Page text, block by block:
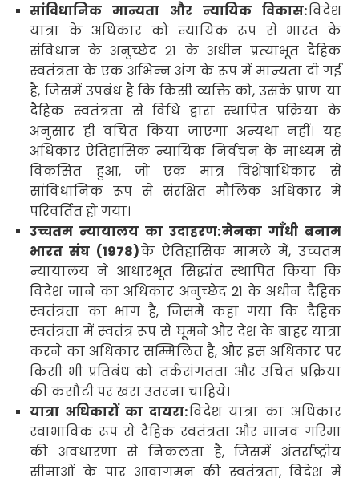
सांविधानिक मान्यता और न्यायिक विकास:विदेश
यात्रा के अधिकार को न्यायिक रूप से भारत के
संविधान के अनुच्छेद21 के अधीन प्रत्याभूत दैहिक
स्वतंत्रता के एक अभिन्न अंग के रूप में मान्यता दी गई
है, जिसमें उपबंध है कि किसी व्यक्ति को, उसके प्राण या
दैहिक स्वतंत्रता से विधि द्वारा स्थापित प्रक्रिया के
अनुसार ही वंचित किया जाएगा अन्यथा नहीं। यह
अधिकार ऐतिहासिक न्यायिक निर्वचन के माध्यम से
विकसित हुआ, जो एक मात्र विशेषाधिकार से
सांविधानिक रूप से संरक्षित मौलिक अधिकार में
परिवर्तित हो गया।
उच्चतम न्यायालय का उदाहरण:मेनका गाँधी बनाम
भारत संघ (1978)के ऐतिहासिक मामले में, उच्चतम
न्यायालय ने आधारभूत सिद्धांत स्थापित किया कि
विदेश जाने का अधिकार अनुच्छेद 21के अधीन दैहिक
स्वतंत्रता का भाग है, जिसमें कहा गया कि दैहिक
स्वतंत्रता में स्वतंत्र रूप से घूमने और देश के बाहर यात्रा
करने का अधिकार सम्मिलित है, और इस अधिकार पर
किसी भी प्रतिबंध को तर्कसंगतता और उचित प्रक्रिया
की कसौटी पर खरा उतरना चाहिये।
यात्रा अधिकारों का दायरा:विदेश यात्रा का अधिकार
स्वाभाविक रूप से दैहिक स्वतंत्रता और मानव गरिमा
की अवधारणा से निकलता है,जिसमें अंतर्राष्ट्रीय
सीमाओं के पार आवागमन की स्वतंत्रता,विदेश में